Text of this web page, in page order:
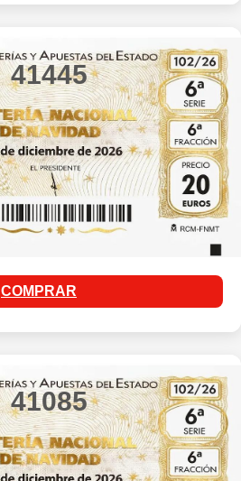
41445
COMPRAR
41085